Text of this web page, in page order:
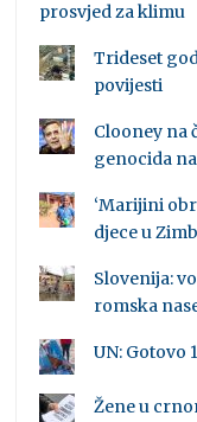
prosvjed za klimu
Trideset
povijesti
Clooney na
genocida
‘Marijini
djece u
Slovenija:
romska
UN: Gotovo
Žene u